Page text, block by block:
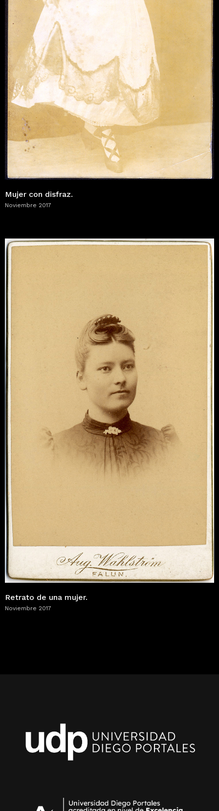
Mujer con disfraz.
Noviembre 2017
Retrato de una mujer.
Noviembre 2017